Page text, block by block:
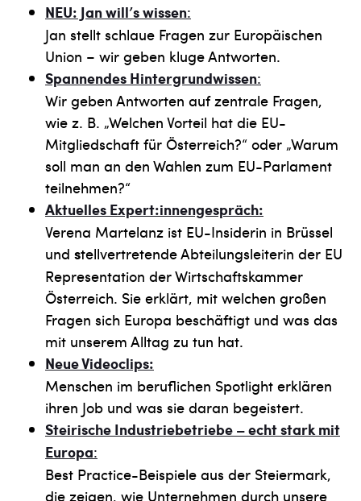
NEU: Jan will’s wissen:
Jan stellt schlaue Fragen zur Europäischen
Union – wir geben kluge Antworten.
Spannendes Hintergrundwissen:
Wir geben Antworten auf zentrale Fragen,
wie z. B. „Welchen Vorteil hat die EU-
Mitgliedschaft für Österreich?“ oder „Warum
soll man an den Wahlen zum EU-Parlament
teilnehmen?“
Aktuelles Expert:innengespräch:
Verena Martelanz ist EU-Insiderin in Brüssel
und stellvertretende Abteilungsleiterin der EU
Representation der Wirtschaftskammer
Österreich. Sie erklärt, mit welchen großen
Fragen sich Europa beschäftigt und was das
mit unserem Alltag zu tun hat.
Neue Videoclips:
Menschen im beruflichen Spotlight erklären
ihren Job und was sie daran begeistert.
Steirische Industriebetriebe – echt stark mit
Europa:
Best Practice-Beispiele aus der Steiermark,
die zeigen, wie Unternehmen durch unsere